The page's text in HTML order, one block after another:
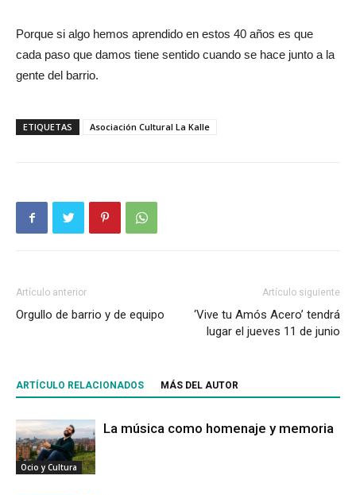
Porque si algo hemos aprendido en estos 40 años es que
cada paso que damos tiene sentido cuando se hace junto a la
gente del barrio.
ETIQUETAS Asociación Cultural La Kalle
Artículo anterior
Orgullo de barrio y de equipo
Artículo siguiente
‘Vive tu Amós Acero’ tendrá
lugar el jueves 11 de junio
ARTÍCULO RELACIONADOS MÁS DEL AUTOR
Ocio y Cultura
La música como homenaje y memoria